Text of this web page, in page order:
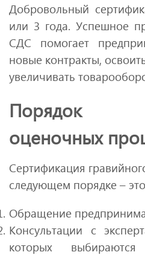
Добровольный
или 3 года. Успешное
СДС помогает
новые контракты,
увеличивать
Порядок
оценочных
Сертификация
следующем порядке –
Обращение
Консультации с
которых